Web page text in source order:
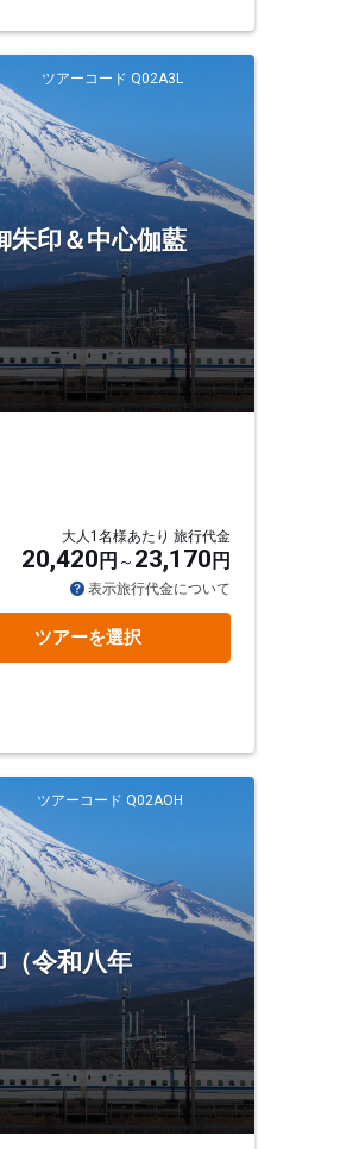
ツアーコード Q02A3L
印＆中心伽藍
大人1名様あたり 旅行代金
20,420 円 23,170 円
表示旅行代金について
ツアーを選択
ツアーコード Q02AOH
令和八年